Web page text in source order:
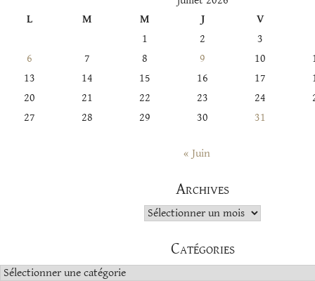
L
M M J
V
1
2
3
6
7 8 9 10
13
14 15 16 17
20
21 22 23 24
27
28 29 30 31
« Juin
Archives
Archives
Catégories
Catégories